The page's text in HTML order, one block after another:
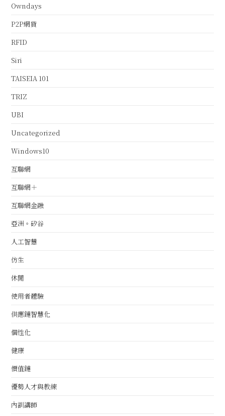
Owndays
P2P網貸
RFID
Siri
TAISEIA 101
TRIZ
UBI
Uncategorized
Windows10
互聯網
互聯網＋
互聯網金融
亞洲。矽谷
人工智慧
仿生
休閒
使用者體驗
供應鏈智慧化
個性化
健康
價值鏈
優勢人才與教練
內訓講師